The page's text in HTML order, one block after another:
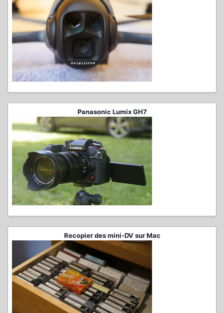
Panasonic Lumix GH7
Recopier des mini-DV sur Mac